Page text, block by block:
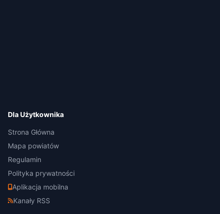
Dla Użytkownika
Strona Główna
Mapa powiatów
Regulamin
Polityka prywatności
Aplikacja mobilna
Kanały RSS